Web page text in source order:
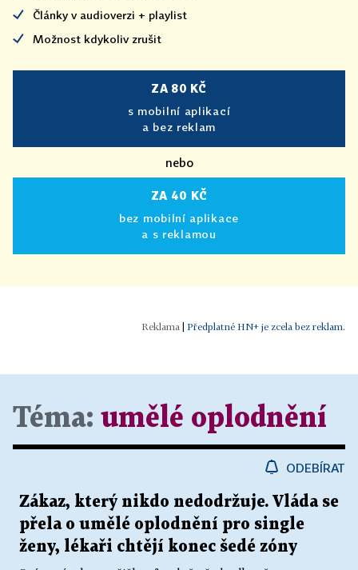
Články v audioverzi + playlist
Možnost kdykoliv zrušit
ZA 80 KČ
s mobilní aplikací
a bez reklam
nebo
ZA 40 KČ
bez mobilní aplikace
a s reklamou
Předplatné HN+ je zcela bez reklam.
Téma: umělé oplodnění
ODEBÍRAT
Zákaz, který nikdo nedodržuje. Vláda se
přela o umělé oplodnění pro single
ženy, lékaři chtějí konec šedé zóny